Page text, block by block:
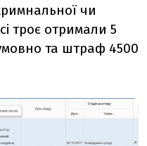
чи
троє отримали 5
та штраф 4500